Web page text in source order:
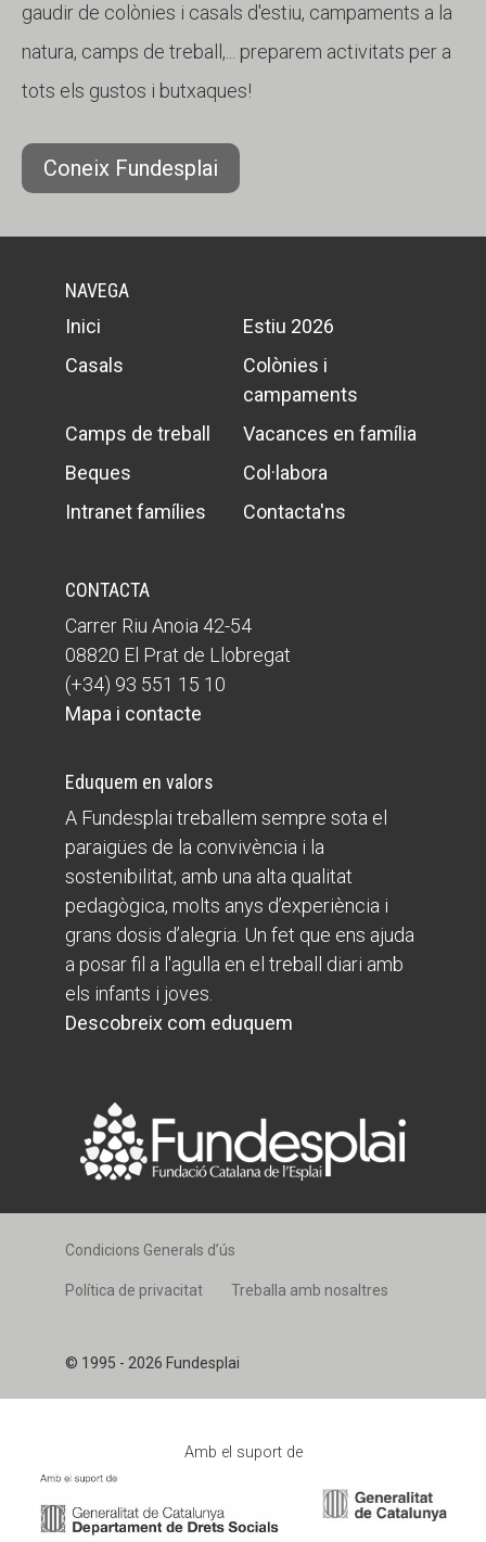
gaudir de colònies i casals d'estiu, campaments a la
natura, camps de treball,... preparem activitats per a
tots els gustos i butxaques!
Coneix Fundesplai
NAVEGA
Inici
Estiu 2026
Casals
Colònies i
campaments
Camps de treball
Vacances en família
Beques
Col·labora
Intranet famílies
Contacta'ns
CONTACTA
Carrer Riu Anoia 42-54
08820 El Prat de Llobregat
(+34) 93 551 15 10
Mapa i contacte
Eduquem en valors
A Fundesplai treballem sempre sota el
paraigües de la convivència i la
sostenibilitat, amb una alta qualitat
pedagògica, molts anys d’experiència i
grans dosis d’alegria. Un fet que ens ajuda
a posar fil a l'agulla en el treball diari amb
els infants i joves.
Descobreix com eduquem
© 1995 - 2026 Fundesplai
Condicions Generals d’ús
Política de privacitat Treballa amb nosaltres
Amb el suport de